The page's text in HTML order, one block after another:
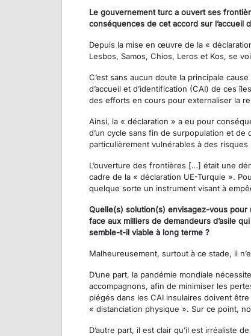
Le gouvernement turc a ouvert ses
conséquences de cet accord sur l’accueil
Depuis la mise en œuvre de la «
Lesbos, Samos, Chios, Leros et Kos, se
C’est sans aucun doute la principale
d’accueil et d’identification (CAI) de ces
des efforts en cours pour externaliser la
Ainsi, la « déclaration » a eu pour
d’un cycle sans fin de surpopulation et de
particulièrement vulnérables à des
L’ouverture des frontières […] était une
cadre de la « déclaration UE-Turquie ».
quelque sorte un instrument visant à
Quelle(s) solution(s) envisagez-vous
face aux milliers de demandeurs d’asile
semble-t-il viable à long terme ?
Malheureusement, surtout à ce stade, il
D’une part, la pandémie mondiale
accompagnons, afin de minimiser les
piégés dans les CAI insulaires doivent
« distanciation physique ». Sur ce point,
D’autre part, il est clair qu’il est irréaliste